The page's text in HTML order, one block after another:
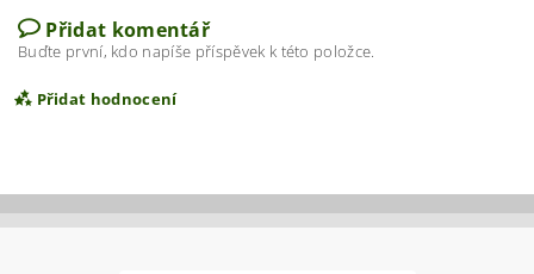
Přidat komentář
Buďte první, kdo napíše příspěvek k této položce.
Přidat hodnocení